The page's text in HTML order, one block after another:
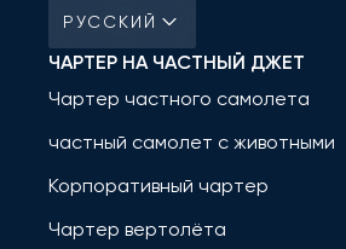
РУССКИЙ
ЧАРТЕР НА ЧАСТНЫЙ ДЖЕТ
Чартер частного самолета
частный самолет с животными
Корпоративный чартер
Чартер вертолёта